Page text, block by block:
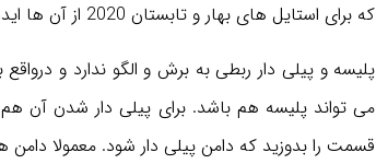
که برای استایل های بهار و تابستان 2020 از آن ها ایده بگیریم.
پلیسه و پیلی دار ربطی به برش و الگو ندارد و
می تواند پلیسه هم باشد. برای پیلی دار شدن آن
قسمت را بدوزید که دامن پیلی دار شود. معمولا دامن